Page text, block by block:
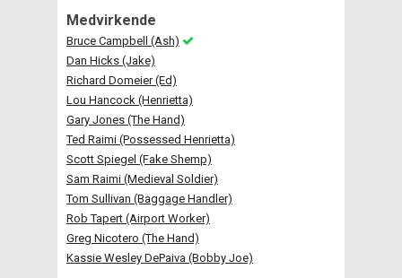
Medvirkende
Bruce Campbell (Ash)
Dan Hicks (Jake)
Richard Domeier (Ed)
Lou Hancock (Henrietta)
Gary Jones (The Hand)
Ted Raimi (Possessed Henrietta)
Scott Spiegel (Fake Shemp)
Sam Raimi (Medieval Soldier)
Tom Sullivan (Baggage Handler)
Rob Tapert (Airport Worker)
Greg Nicotero (The Hand)
Kassie Wesley DePaiva (Bobby Joe)